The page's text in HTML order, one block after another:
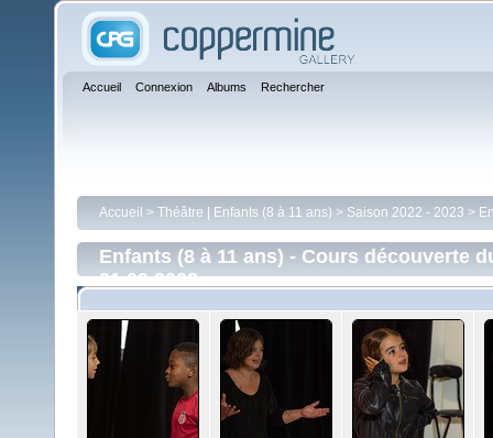
Accueil Connexion Albums Rechercher
Accueil > Théâtre | Enfants (8 à 11 ans) > Saison 2022 - 2023 >
Enfants (8 à 11 ans) - Cours découverte
21.09.2022